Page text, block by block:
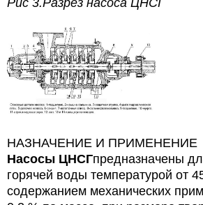
НАЗНАЧЕНИЕ И ПРИМЕНЕНИЕ
Насосы ЦНСГпредназначены
горячей воды температурой от
содержанием механических